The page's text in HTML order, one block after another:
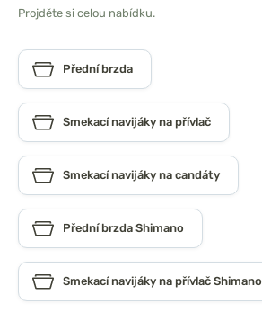
Projděte si celou nabídku.
Přední brzda
Smekací navijáky na přívlač
Smekací navijáky na candáty
Přední brzda Shimano
Smekací navijáky na přívlač Shimano